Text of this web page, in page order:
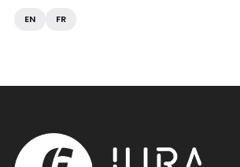
EN FR